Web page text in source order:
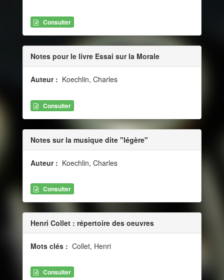
Consulter
Notes pour le livre Essai sur la Morale
Auteur : Koechlin, Charles
Consulter
Notes sur la musique dite "légère"
Auteur : Koechlin, Charles
Consulter
Henri Collet : répertoire des oeuvres
Mots clés : Collet, Henri
Consulter